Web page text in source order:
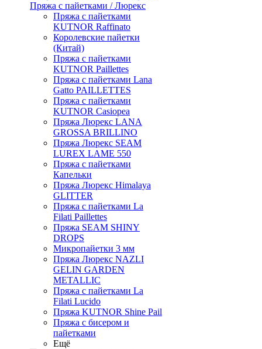
Пряжа с пайетками / Люрекс
Пряжа с пайетками
KUTNOR Raffinato
Королевские пайетки
(Китай)
Пряжа с пайетками
KUTNOR Paillettes
Пряжа с пайетками Lana
Gatto PAILLETTES
Пряжа с пайетками
KUTNOR Casiopea
Пряжа Люрекс LANA
GROSSA BRILLINO
Пряжа Люрекс SEAM
LUREX LAME 550
Пряжа с пайетками
Капельки
Пряжа Люрекс Himalaya
GLITTER
Пряжа с пайетками La
Filati Paillettes
Пряжа SEAM SHINY
DROPS
Микропайетки 3 мм
Пряжа Люрекс NAZLI
GELIN GARDEN
METALLIC
Пряжа с пайетками La
Filati Lucido
Пряжа KUTNOR Shine Pail
Пряжа с бисером и
пайетками
Ещё